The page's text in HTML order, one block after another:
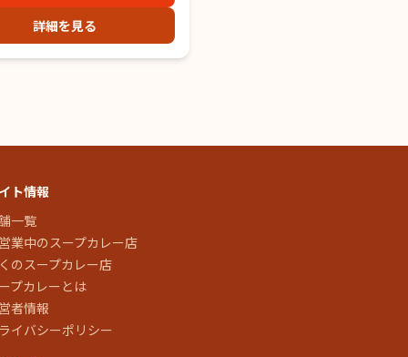
詳細を見る
ト情報
一覧
業中のスープカレー店
のスープカレー店
プカレーとは
者情報
イバシーポリシー